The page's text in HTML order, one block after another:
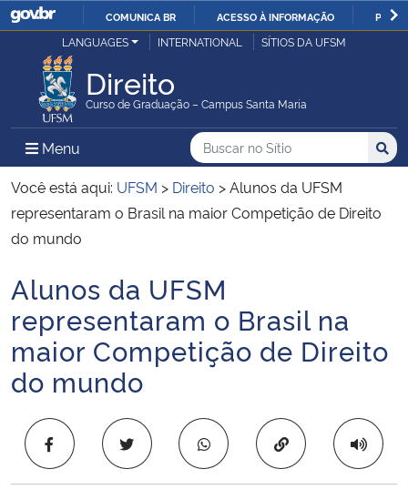
IR
COMUNICA BR ACESSO À INFORMAÇÃO
Ministério da Justiça e Segurança Pública
Ministério da Defesa
Ministério das Relações Exteriores
Ministério da Economia
Ministério da Infraestrutura
Ministério da Agricultura, Pecuária e Abastecimento
Ministério da Educação
Ministério da Cidadania
Ministério da Saúde
LANGUAGES INTERNATIONAL SÍTIOS DA UFSM
Direito
Curso de Graduação – Campus Santa Maria
Menu Menu Principal do Sítio
Busca
Buscar no no Sítio
Busca:
Você está aqui: UFSM > Direito >Alunos da UFSM
representaram o Brasil na maior Competição de Direito
do mundo
Início do conteúdo
Alunos da UFSM
representaram o Brasil na
maior Competição de Direito
do mundo
Copiar para área